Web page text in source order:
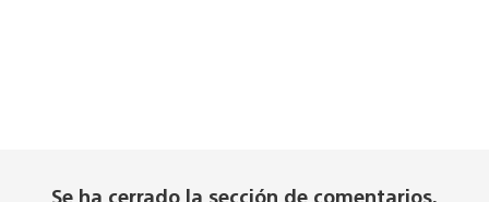
Se ha cerrado la sección de comentarios.